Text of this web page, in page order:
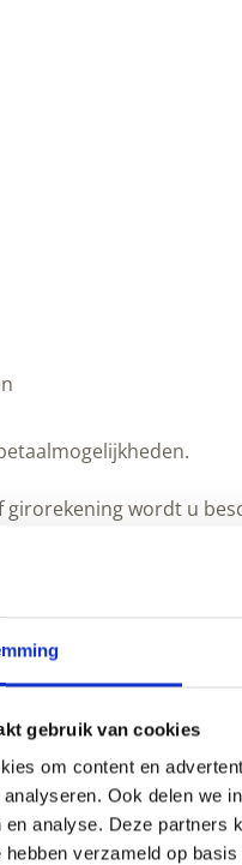
gebruik van cookies
om content en
Ook delen we
en analyse. Deze partners
verzameld op
wordt u
u pas aan de deur bij
website wordt u
internet-bankier-site
onze database. Deze